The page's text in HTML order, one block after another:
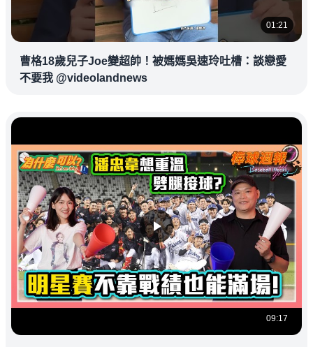
01:21
曹格18歲兒子Joe變超帥！被媽媽吳速玲吐槽：談戀愛
不要我 @videolandnews
09:17